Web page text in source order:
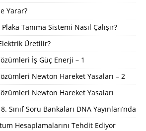
Yarar?
Tanıma Sistemi Nasıl Çalışır?
Üretilir?
İş Güç Enerji – 1
Newton Hareket Yasaları – 2
Newton Hareket Yasaları
Sınıf Soru Bankaları DNA Yayınları’nda
Hesaplamalarını Tehdit Ediyor